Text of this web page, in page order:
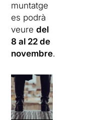
muntatge
es podrà
veuredel
8 al 22 de
novembre.